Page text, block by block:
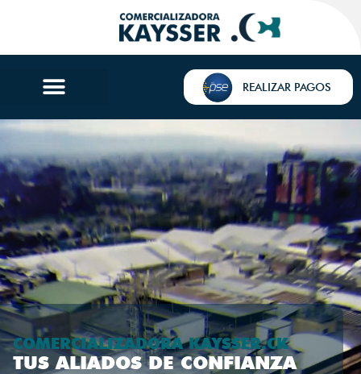
REALIZAR PAGOS
COMERCIALIZADORA KAYSSER.CK
TUS ALIADOS DE CONFIANZA